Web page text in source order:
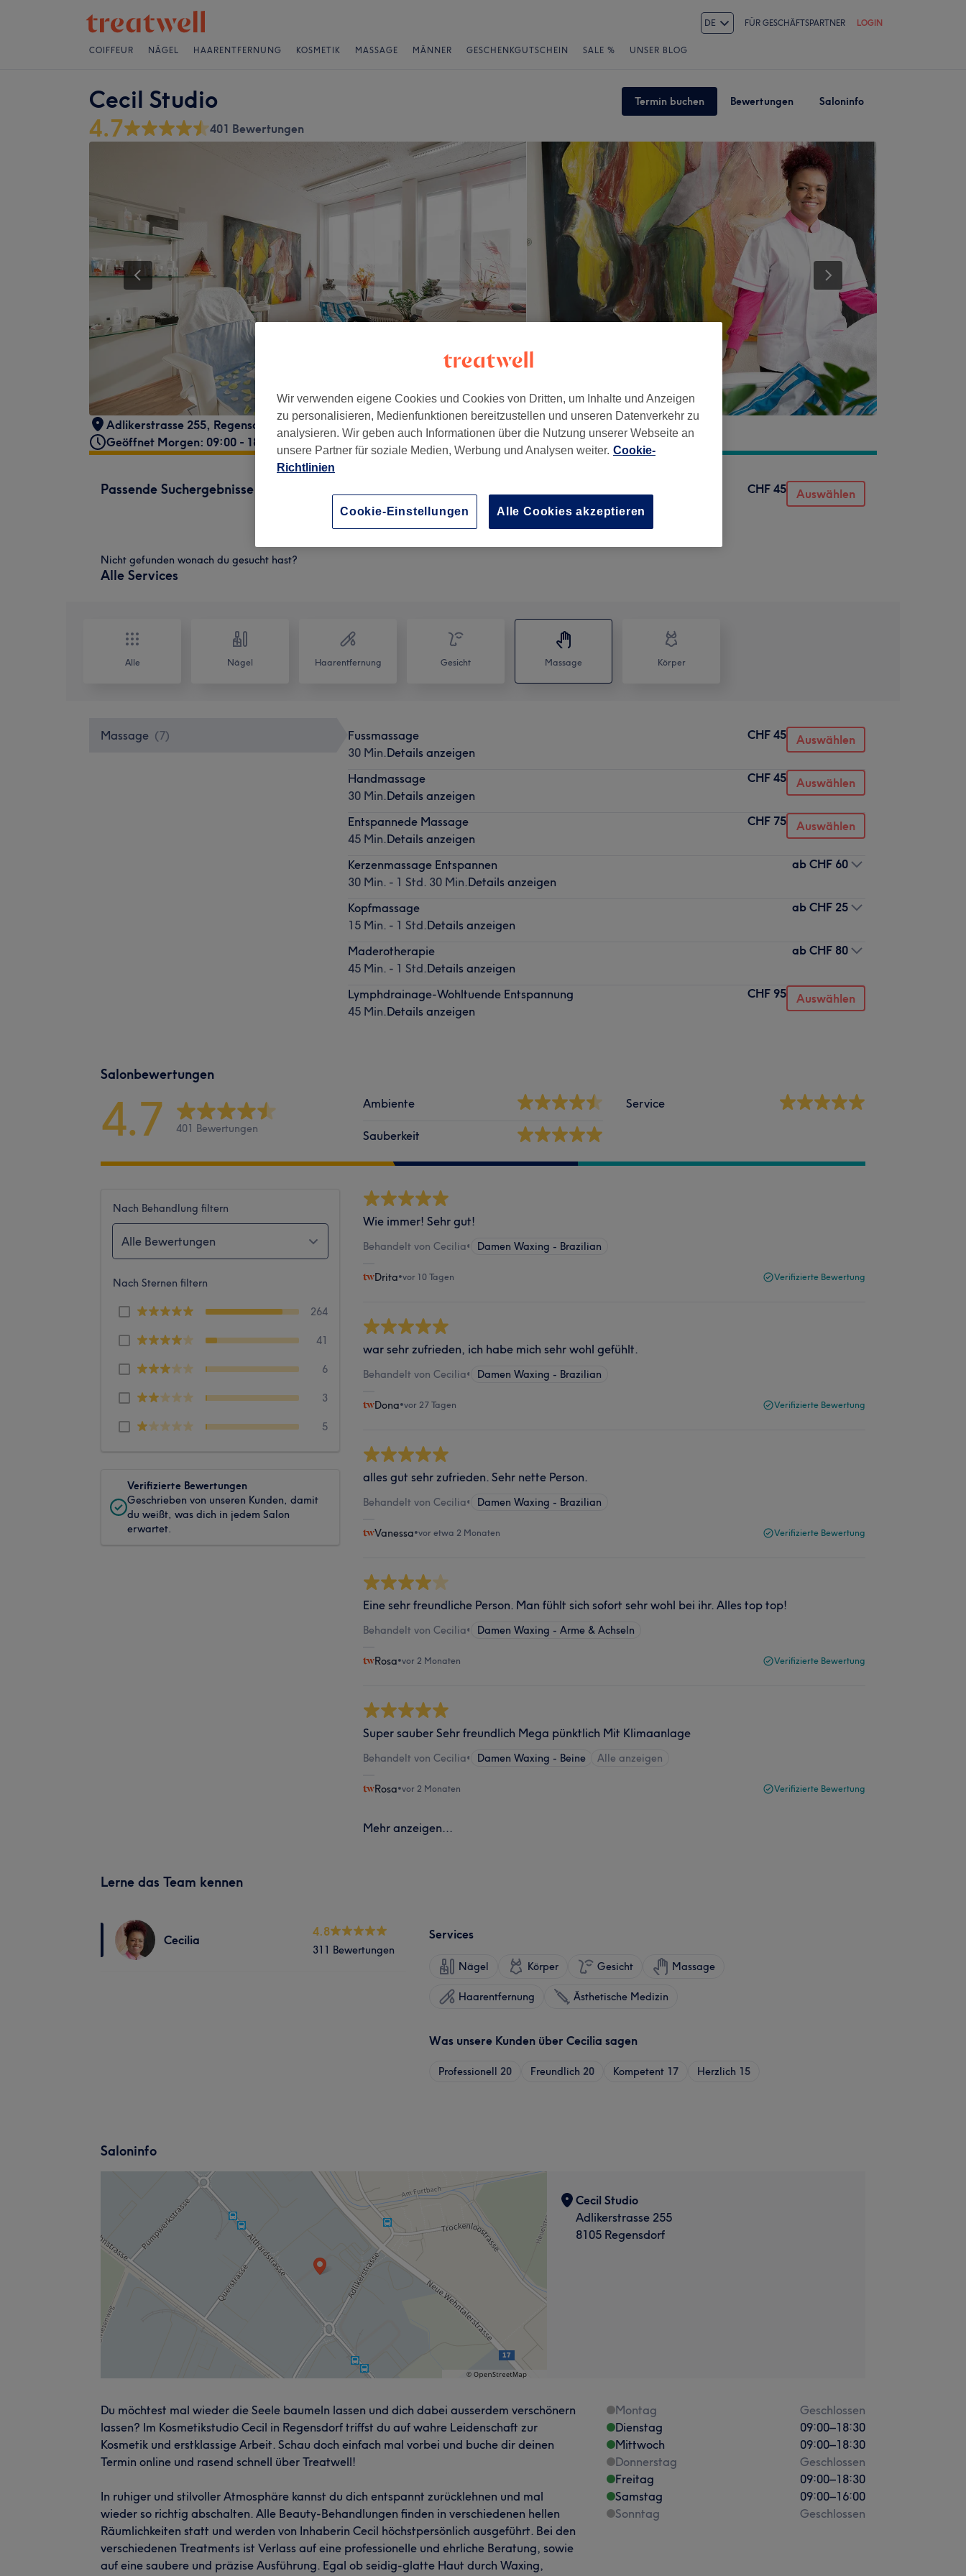
DE FÜR GESCHÄFTSPARTNER LOGIN
COIFFEUR NÄGEL HAARENTFERNUNG KOSMETIK MASSAGE MÄNNER GESCHENKGUTSCHEIN SALE % UNSER BLOG
Cecil Studio Termin buchen Bewertungen Saloninfo
4.7 401 Bewertungen
Adlikerstrasse 255, Regensdorf , 8105
Geöffnet Morgen: 09:00 - 18:30
Passende Suchergebnisse
30 Min.Details anzeigen
CHF 45 Auswählen
Nicht gefunden wonach du gesucht hast?
Alle Services
Alle Nägel Haarentfernung Gesicht Massage Körper
Massage (7)
Fussmassage
30 Min.Details anzeigen
CHF 45 Auswählen
Handmassage
30 Min.Details anzeigen
CHF 45 Auswählen
Entspannede Massage
45 Min.Details anzeigen
CHF 75 Auswählen
Kerzenmassage Entspannen
30 Min. - 1 Std. 30 Min.Details anzeigen
ab CHF 60
Kopfmassage
15 Min. - 1 Std.Details anzeigen
ab CHF 25
Maderotherapie
45 Min. - 1 Std.Details anzeigen
ab CHF 80
Lymphdrainage-Wohltuende Entspannung
45 Min.Details anzeigen
CHF 95 Auswählen
Salonbewertungen
4.7 401 Bewertungen
Ambiente
Sauberkeit
Service
Nach Behandlung filtern
Alle Bewertungen
Nach Sternen filtern
264
41
6
3
5
Verifizierte Bewertungen
Geschrieben von unseren Kunden, damit
du weißt, was dich in jedem Salon
erwartet.
Wie immer! Sehr gut!
Behandelt von Cecilia• Damen Waxing - Brazilian
Drita•vor 10 Tagen Verifizierte Bewertung
war sehr zufrieden, ich habe mich sehr wohl gefühlt.
Behandelt von Cecilia• Damen Waxing - Brazilian
Dona•vor 27 Tagen Verifizierte Bewertung
alles gut sehr zufrieden. Sehr nette Person.
Behandelt von Cecilia• Damen Waxing - Brazilian
Vanessa•vor etwa 2 Monaten Verifizierte Bewertung
Eine sehr freundliche Person. Man fühlt sich sofort sehr wohl bei ihr. Alles top top!
Behandelt von Cecilia• Damen Waxing - Arme & Achseln
Rosa•vor 2 Monaten Verifizierte Bewertung
Super sauber Sehr freundlich Mega pünktlich Mit Klimaanlage
Behandelt von Cecilia• Damen Waxing - Beine Alle anzeigen
Rosa•vor 2 Monaten Verifizierte Bewertung
Mehr anzeigen...
Lerne das Team kennen
Cecilia
4.8
311 Bewertungen
Services
Nägel Körper Gesicht Massage
Haarentfernung Ästhetische Medizin
Was unsere Kunden über Cecilia sagen
Professionell 20 Freundlich 20 Kompetent 17 Herzlich 15
Saloninfo
Cecil Studio
Adlikerstrasse 255
8105 Regensdorf
Du möchtest mal wieder die Seele baumeln lassen und dich dabei ausserdem verschönern
lassen? Im Kosmetikstudio Cecil in Regensdorf triffst du auf wahre Leidenschaft zur
Kosmetik und erstklassige Arbeit. Schau doch einfach mal vorbei und buche dir deinen
Termin online und rasend schnell über Treatwell!
In ruhiger und stilvoller Atmosphäre kannst du dich entspannt zurücklehnen und mal
wieder so richtig abschalten. Alle Beauty-Behandlungen finden in verschiedenen hellen
Räumlichkeiten statt und werden von Inhaberin Cecil höchstpersönlich ausgeführt. Bei den
verschiedenen Treatments ist Verlass auf eine professionelle und ehrliche Beratung, sowie
auf eine saubere und präzise Ausführung. Egal ob seidig-glatte Haut durch Waxing,
Montag
Geschlossen
Dienstag
09:00–18:30
Mittwoch
09:00–18:30
Donnerstag
Geschlossen
Freitag
09:00–18:30
Samstag
09:00–16:00
Sonntag
Geschlossen
Wir verwenden eigene Cookies und Cookies von Dritten, um Inhalte und Anzeigen
zu personalisieren, Medienfunktionen bereitzustellen und unseren Datenverkehr zu
analysieren. Wir geben auch Informationen über die Nutzung unserer Webseite an
unsere Partner für soziale Medien, Werbung und Analysen weiter. Cookie-
Richtlinien
Alle Cookies akzeptieren
Cookie-Einstellungen